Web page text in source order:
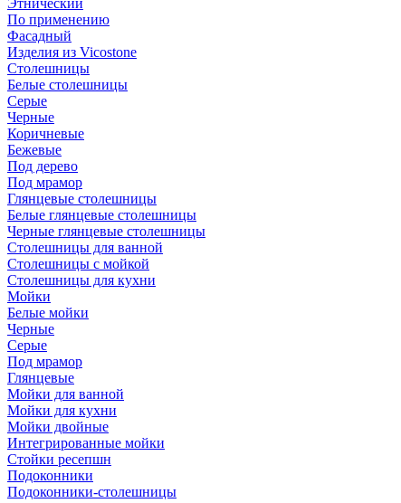
Этнический
По применению
Фасадный
Изделия из Vicostone
Столешницы
Белые столешницы
Серые
Черные
Коричневые
Бежевые
Под дерево
Под мрамор
Глянцевые столешницы
Белые глянцевые столешницы
Черные глянцевые столешницы
Столешницы для ванной
Столешницы с мойкой
Столешницы для кухни
Мойки
Белые мойки
Черные
Серые
Под мрамор
Глянцевые
Мойки для ванной
Мойки для кухни
Мойки двойные
Интегрированные мойки
Стойки ресепшн
Подоконники
Подоконники-столешницы